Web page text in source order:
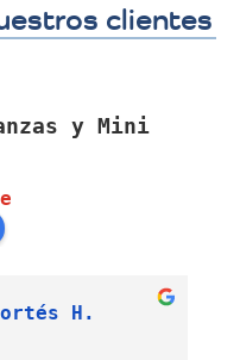
clientes
y Mini
e
H.